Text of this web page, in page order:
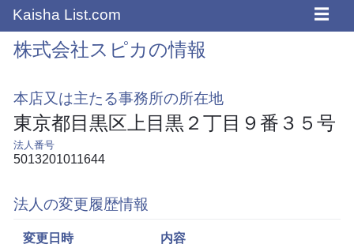
Kaisha List.com ☰
株式会社スピカの情報
本店又は主たる事務所の所在地
東京都目黒区上目黒２丁目９番３５号
法人番号
5013201011644
法人の変更履歴情報
変更日時 内容